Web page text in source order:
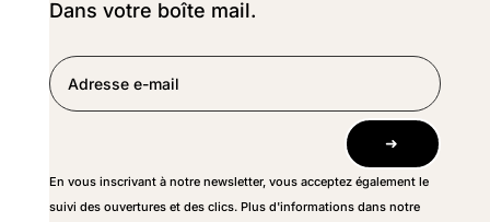
Dans votre boîte mail.
➜
En vous inscrivant à notre newsletter, vous acceptez également le
suivi des ouvertures et des clics. Plus d'informations dans notre